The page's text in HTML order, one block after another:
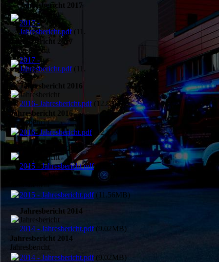
Jahresbericht 2017
Jahresbericht
2017 -
Jahresbericht.pdf(11.3MB)
Jahresbericht 2017
Jahresbericht
2017 -
Jahresbericht.pdf(11.3MB)
Jahresbericht 2016
Jahresbericht
2016- Jahresbericht.pdf(12.83MB)
Jahresbericht 2016
Jahresbericht
2016- Jahresbericht.pdf(12.83MB)
Jahresbericht 2015
Jahresbericht
2015 - Jahresbericht.pdf(11.56MB)
Jahresbericht 2015
Jahresbericht
2015 - Jahresbericht.pdf(11.56MB)
Jahresbericht 2014
Jahresbericht
2014 - Jahresbericht.pdf(9.02MB)
Jahresbericht 2014
Jahresbericht
2014 - Jahresbericht.pdf(9.02MB)